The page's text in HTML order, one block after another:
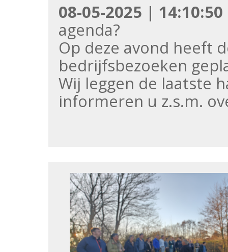
08-05-2025 | 14:10:50
agenda?
Op deze avond heeft
bedrijfsbezoeken
Wij leggen de laatste
informeren u z.s.m.